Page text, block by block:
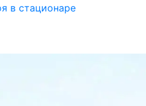
в стационаре